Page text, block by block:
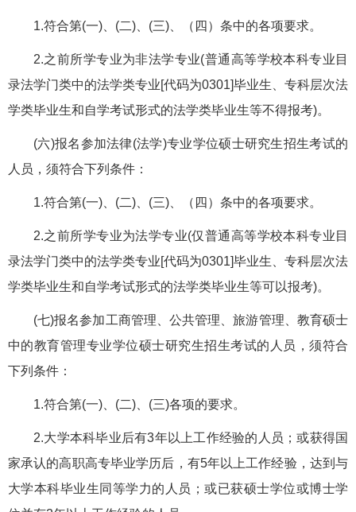
1.符合第(一)、(二)、(三)、（四）条中的各项要求。
2.之前所学专业为非法学专业(普通高等学校本科专业目
录法学门类中的法学类专业[代码为0301]毕业生、专科层次法
学类毕业生和自学考试形式的法学类毕业生等不得报考)。
(六)报名参加法律(法学)专业学位硕士研究生招生考试的
人员，须符合下列条件：
1.符合第(一)、(二)、(三)、（四）条中的各项要求。
2.之前所学专业为法学专业(仅普通高等学校本科专业目
录法学门类中的法学类专业[代码为0301]毕业生、专科层次法
学类毕业生和自学考试形式的法学类毕业生等可以报考)。
(七)报名参加工商管理、公共管理、旅游管理、教育硕士
中的教育管理专业学位硕士研究生招生考试的人员，须符合
下列条件：
1.符合第(一)、(二)、(三)各项的要求。
2.大学本科毕业后有3年以上工作经验的人员；或获得国
家承认的高职高专毕业学历后，有5年以上工作经验，达到与
大学本科毕业生同等学力的人员；或已获硕士学位或博士学